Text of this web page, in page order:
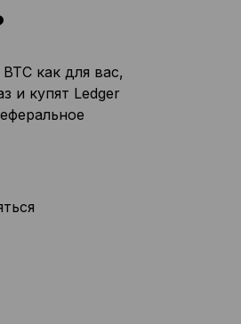
как для вас,
и купят Ledger